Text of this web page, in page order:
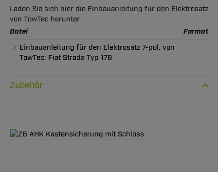
Laden Sie sich hier die Einbauanleitung für den Elektrosatz
von TowTec herunter.
Datei Format
Einbauanleitung für den Elektrosatz 7-pol. von
TowTec: Fiat Strada Typ 178
Zubehör